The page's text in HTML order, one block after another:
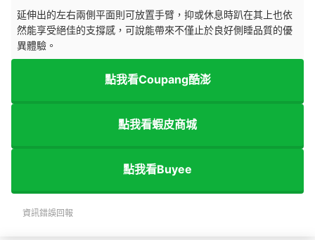
延伸出的左右兩側平面則可放置手臂，抑或休息時趴在其上也依
然能享受絕佳的支撐感，可說能帶來不僅止於良好側睡品質的優
異體驗。
點我看Coupang酷澎
點我看蝦皮商城
點我看Buyee
資訊錯誤回報